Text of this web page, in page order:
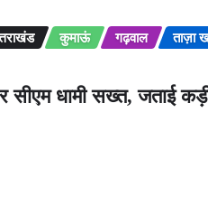
कुमाऊं गढ़वाल ताज़ा
सीएम धामी सख्त, जताई